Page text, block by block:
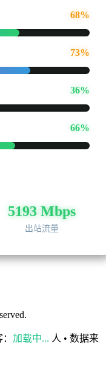
68%
73%
36%
66%
5193 Mbps
出站流量
加载中... 人 • 数据来